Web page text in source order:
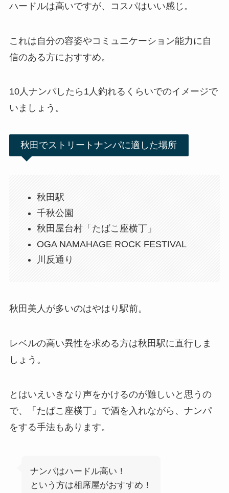
ハードルは高いですが、コスパはいい感じ。
これは自分の容姿やコミュニケーション能力に自
信のある方におすすめ。
10人ナンパしたら1人釣れるくらいでのイメージで
いましょう。
秋田でストリートナンパに適した場所
秋田駅
千秋公園
秋田屋台村「たばこ座横丁」
OGA NAMAHAGE ROCK FESTIVAL
川反通り
秋田美人が多いのはやはり駅前。
レベルの高い異性を求める方は秋田駅に直行しま
しょう。
とはいえいきなり声をかけるのが難しいと思うの
で、「たばこ座横丁」で酒を入れながら、ナンパ
をする手法もあります。
ナンパはハードル高い！
という方は相席屋がおすすめ！